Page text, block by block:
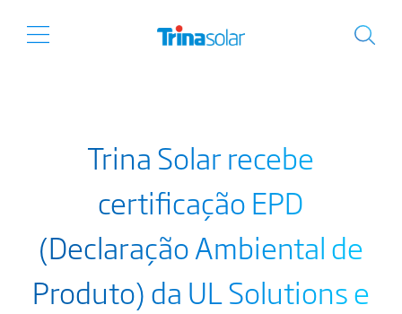
Trina Solar recebe
certificação EPD
(Declaração Ambiental de
Produto) da UL Solutions e